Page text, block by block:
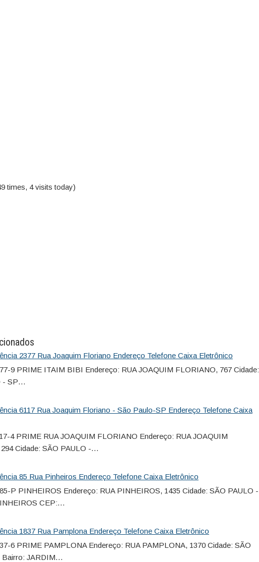
times, 4 visits today)
2377 Rua Joaquim Floriano Endereço Telefone Caixa Eletrônico
9 PRIME ITAIM BIBI Endereço: RUA JOAQUIM FLORIANO, 767 Cidade:
- SP…
6117 Rua Joaquim Floriano - São Paulo-SP Endereço Telefone Caixa
4 PRIME RUA JOAQUIM FLORIANO Endereço: RUA JOAQUIM
Cidade: SÃO PAULO -…
85 Rua Pinheiros Endereço Telefone Caixa Eletrônico
P PINHEIROS Endereço: RUA PINHEIROS, 1435 Cidade: SÃO PAULO -
CEP:…
1837 Rua Pamplona Endereço Telefone Caixa Eletrônico
6 PRIME PAMPLONA Endereço: RUA PAMPLONA, 1370 Cidade: SÃO
Bairro: JARDIM…